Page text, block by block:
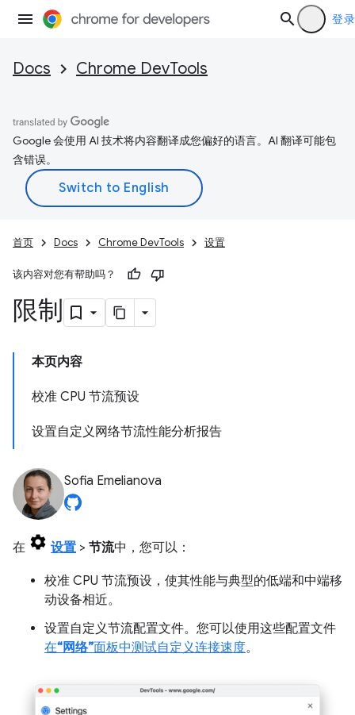
登录
Docs Chrome DevTools
Google 会使用 AI 技术将内容翻译成您偏好的语言。AI 翻译可能包
含错误。
首页 Docs Chrome DevTools 设置
该内容对您有帮助吗？
限制
本页内容
校准 CPU 节流预设
设置自定义网络节流性能分析报告
Sofia Emelianova
在 设置 > 节流中，您可以：
校准 CPU 节流预设，使其性能与典型的低端和中端移
动设备相近。
设置自定义节流配置文件。您可以使用这些配置文件
在“网络”面板中测试自定义连接速度。